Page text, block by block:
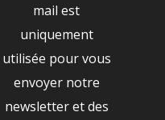
mail est
uniquement
utilisée pour vous
envoyer notre
newsletter et des